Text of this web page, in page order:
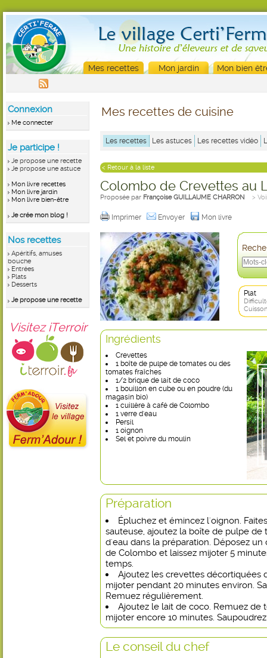
Mes recettes Mon jardin Mon bien
Connexion
Me connecter
Je participe !
Je propose une recette
Je propose une astuce
Mon livre recettes
Mon livre jardin
Mon livre bien-être
Je crée mon blog !
Nos recettes
Apéritifs, amuses
bouche
Entrées
Plats
Desserts
Je propose une recette
Visitez iTerroir
Mes recettes de cuisine
Les recettes Les astuces Les recettes vidéo
< Retour à la liste
Colombo de Crevettes au
Proposée par Françoise GUILLAUME CHARRON >
Imprimer Envoyer Mon livre
Plat
Ingrédients
Crevettes
1 boîte de pulpe de tomates ou des
tomates fraîches
1/2 brique de lait de coco
1 bouillon en cube ou en poudre (du
magasin bio)
1 cuillère à café de Colombo
1 verre d'eau
Persil
1 oignon
Sel et poivre du moulin
Préparation
Épluchez et émincez l'oignon.
sauteuse, ajoutez la boîte de pulpe de
d'eau dans la préparation. Déposez
de Colombo et laissez mijoter 5
temps.
Ajoutez les crevettes décortiquées
mijoter pendant 20 minutes environ.
Remuez régulièrement.
Ajoutez le lait de coco. Remuez de
mijoter encore 10 minutes.
Le conseil du chef